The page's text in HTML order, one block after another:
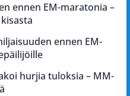
ennen EM-maratonia –
ennen EM-
hurjia tuloksia – MM-